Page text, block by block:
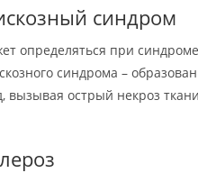
синдром
определяться при
синдрома –
вызывая острый некроз